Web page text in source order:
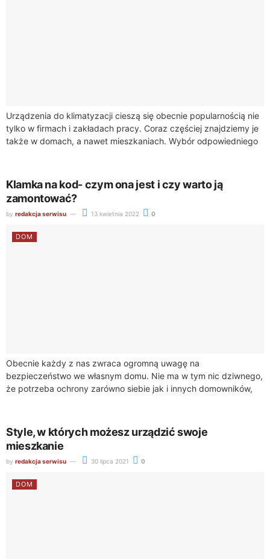
Urządzenia do klimatyzacji cieszą się obecnie popularnością nie
tylko w firmach i zakładach pracy. Coraz częściej znajdziemy je
także w domach, a nawet mieszkaniach. Wybór odpowiedniego
Klamka na kod- czym ona jest i czy warto ją
zamontować?
by redakcja serwisu 13 kwietnia 2022 0
DOM
Obecnie każdy z nas zwraca ogromną uwagę na
bezpieczeństwo we własnym domu. Nie ma w tym nic dziwnego,
że potrzeba ochrony zarówno siebie jak i innych domowników,
Style, w których możesz urządzić swoje
mieszkanie
by redakcja serwisu 30 lipca 2021 0
DOM